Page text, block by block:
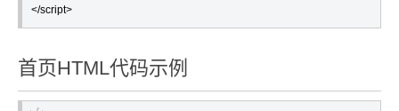
</script>
首页HTML代码示例